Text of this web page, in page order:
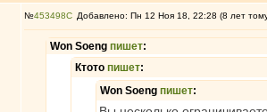
№453498 Добавлено: Пн 12 Ноя 18, 22:28 (8 лет
Won Soeng пишет:
Ктото пишет:
Won Soeng пишет: